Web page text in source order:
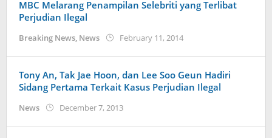
MBC Melarang Penampilan Selebriti yang Terlibat
Perjudian Ilegal
Breaking News, News February 11, 2014by
Tony An, Tak Jae Hoon, dan Lee Soo Geun Hadiri
Sidang Pertama Terkait Kasus Perjudian Ilegal
News December 7, 2013by